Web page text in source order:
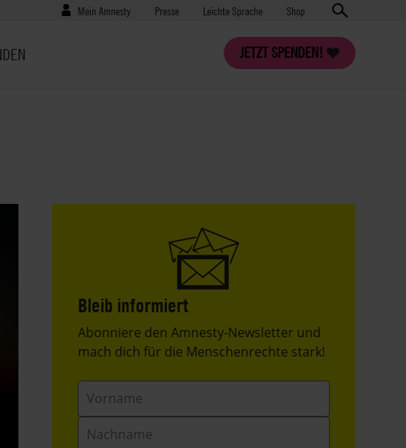
Benutzermenü
Mein Amnesty Presse
Presse Leichte Sprache Shop
JETZT SPENDEN!
Bleib informiert
Header
Text
Abonniere den Amnesty-Newsletter und
mach dich für die Menschenrechte stark!
Vorname
Nachname